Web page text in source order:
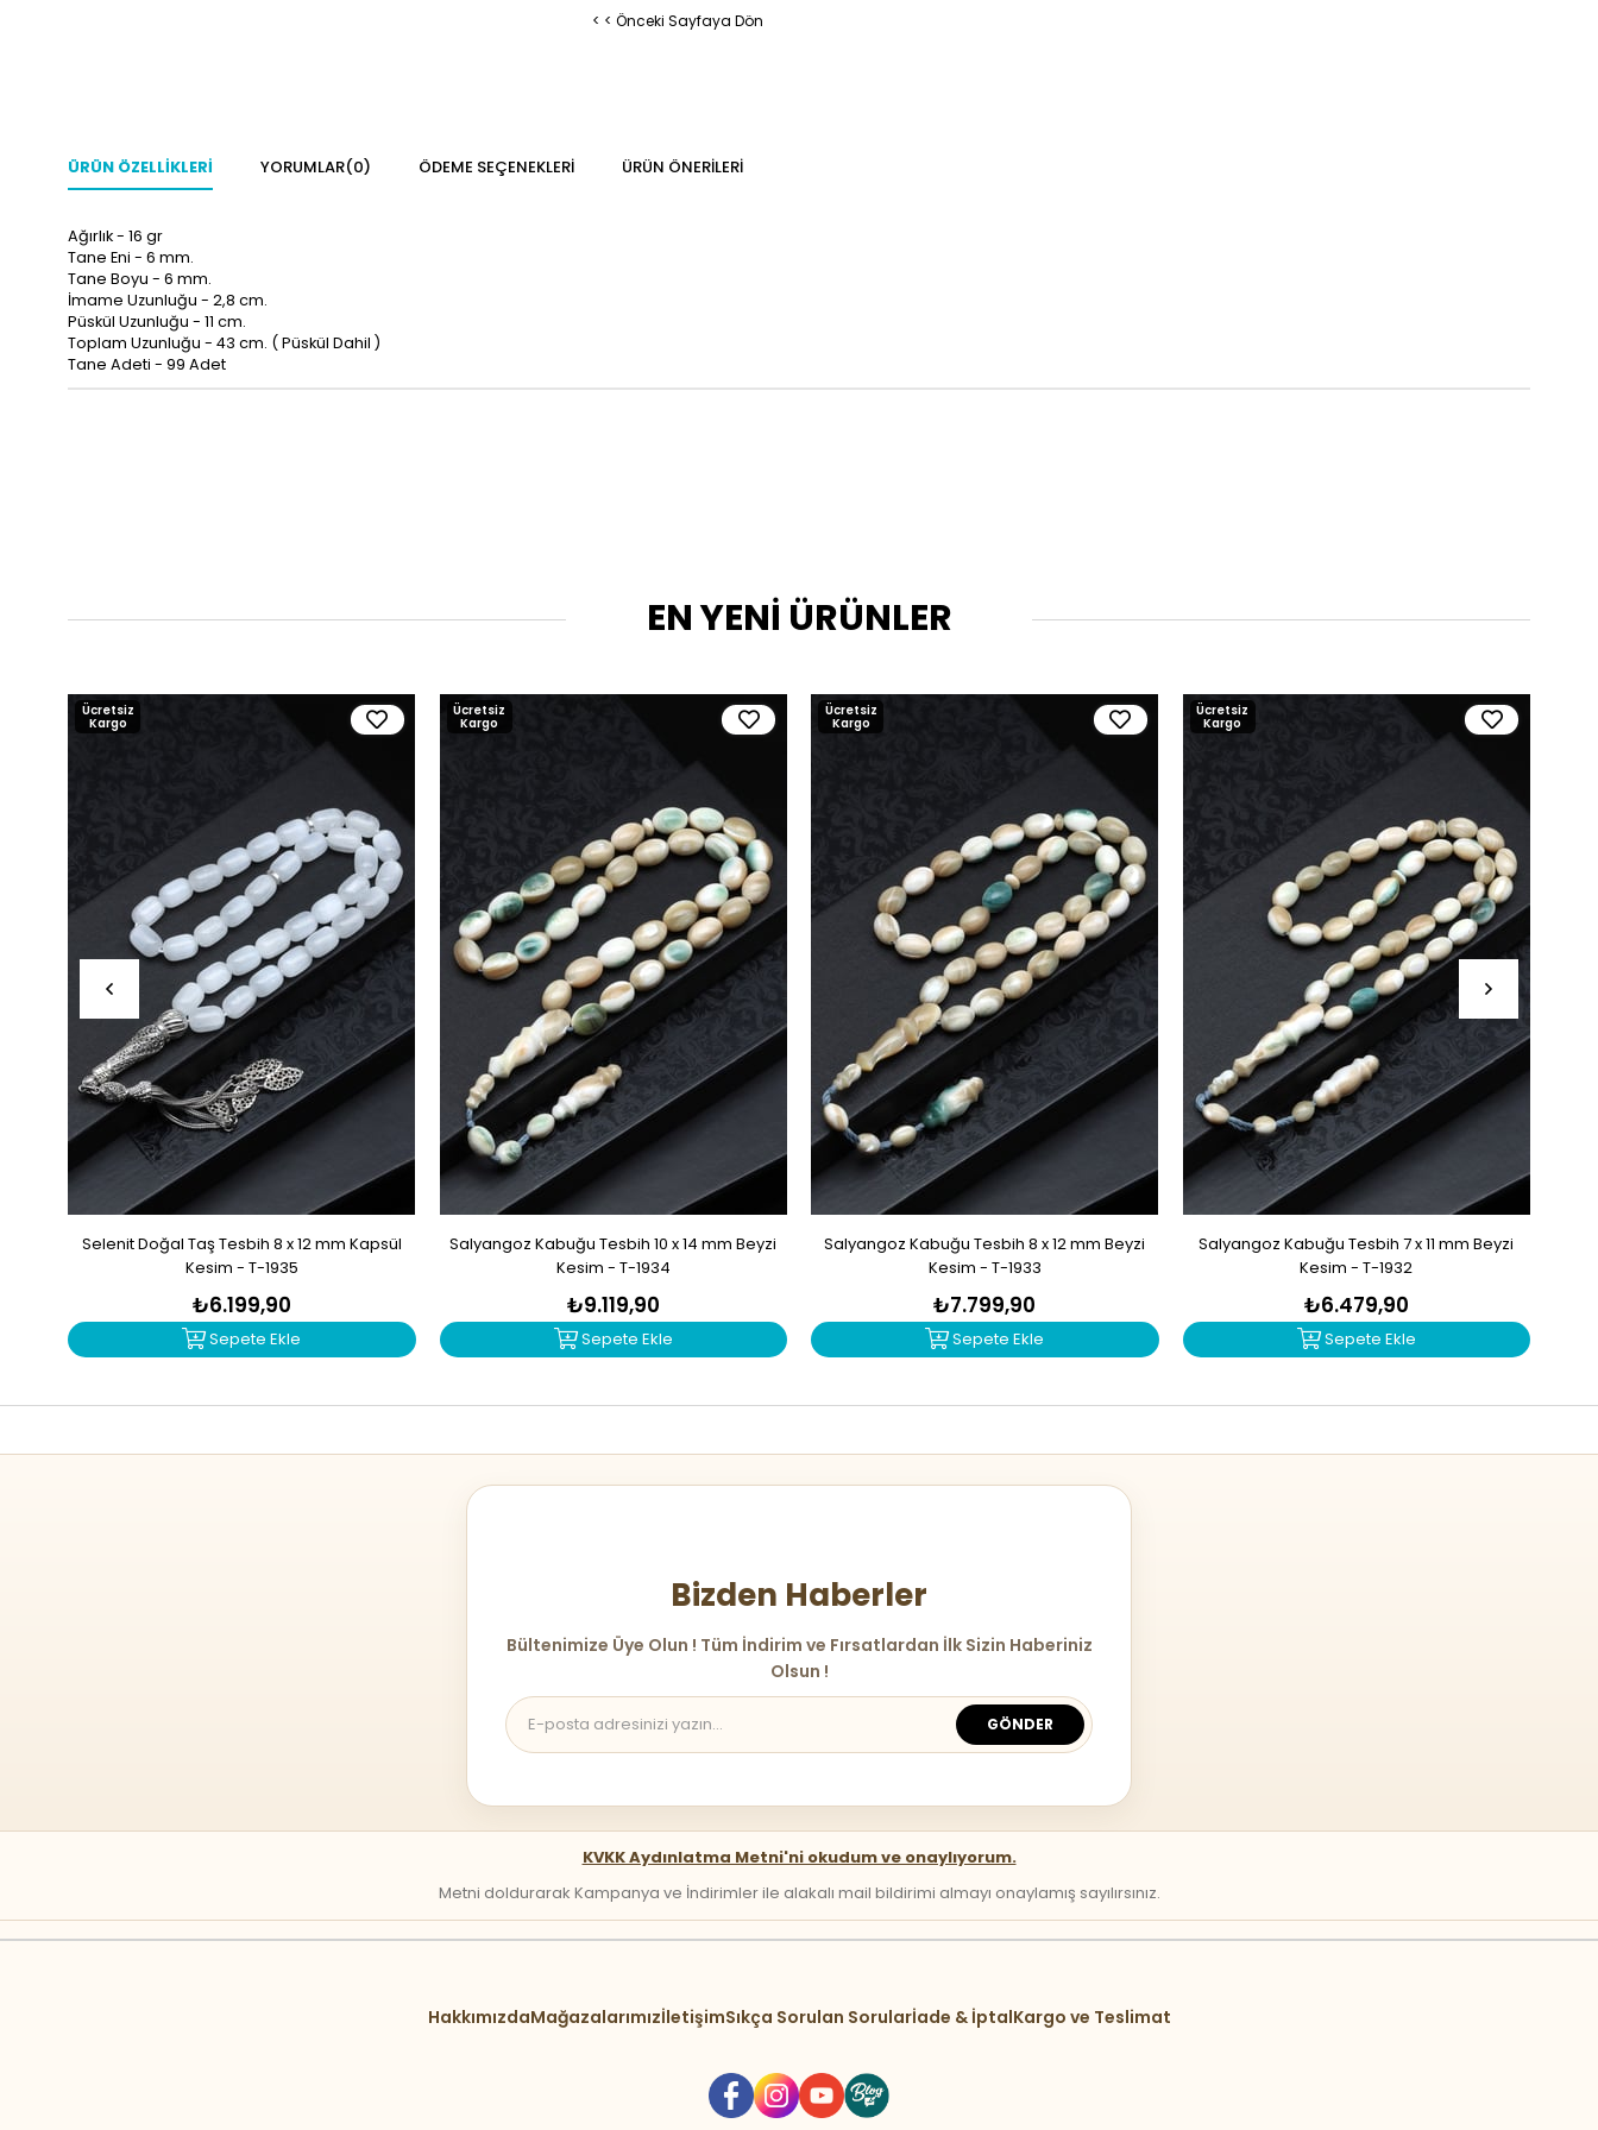
< < Önceki Sayfaya Dön
ÜRÜN ÖZELLIKLERI YORUMLAR(0) ÖDEME SEÇENEKLERI ÜRÜN ÖNERILERI
Ağırlık - 16 gr
Tane Eni - 6 mm.
Tane Boyu - 6 mm.
İmame Uzunluğu - 2,8 cm.
Püskül Uzunluğu - 11 cm.
Toplam Uzunluğu - 43 cm. ( Püskül Dahil )
Tane Adeti - 99 Adet
EN YENİ ÜRÜNLER
Selenit Doğal Taş Tesbih 8 x 12 mm Kapsül
Kesim - T-1935
₺6.199,90
Sepete Ekle
Ücretsiz
Kargo
Salyangoz Kabuğu Tesbih 10 x 14 mm Beyzi
Kesim - T-1934
₺9.119,90
Sepete Ekle
Ücretsiz
Kargo
Salyangoz Kabuğu Tesbih 8 x 12 mm Beyzi
Kesim - T-1933
₺7.799,90
Sepete Ekle
Ücretsiz
Kargo
Salyangoz Kabuğu Tesbih 7 x 11 mm Beyzi
Kesim - T-1932
₺6.479,90
Sepete Ekle
Ücretsiz
Kargo
Bizden Haberler
Bültenimize Üye Olun ! Tüm İndirim ve Fırsatlardan İlk Sizin Haberiniz
Olsun !
GÖNDER
KVKK Aydınlatma Metni'ni okudum ve onaylıyorum.
Metni doldurarak Kampanya ve İndirimler ile alakalı mail bildirimi almayı onaylamış sayılırsınız.
HakkımızdaMağazalarımızİletişimSıkça Sorulan Sorularİade & İptalKargo ve Teslimat